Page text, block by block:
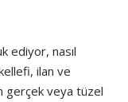
ediyor, nasıl
ilan ve
gerçek veya tüzel